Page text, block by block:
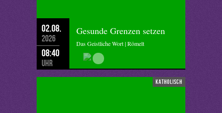
02.08.
2026
08:40
Uhr
Gesunde Grenzen setzen
Das Geistliche Wort | Römelt
katholisch